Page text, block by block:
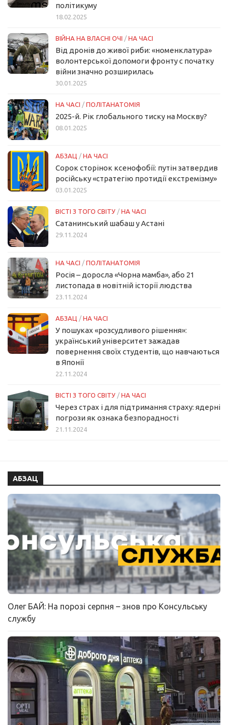
політикуму
18.02.2025
ВІЙНА НА ВЛАСНІ ОЧІ / НА ЧАСІ
Від дронів до живої риби: «номенклатура»
волонтерської допомоги фронту с початку
війни значно розширилась
30.01.2025
НА ЧАСІ / ПОЛІТАНАТОМІЯ
2025-й. Рік глобального тиску на Москву?
08.01.2025
АБЗАЦ / НА ЧАСІ
Сорок сторінок ксенофобії: путін затвердив
російську «стратегію протидії екстремізму»
03.01.2025
ВІСТІ З ТОГО СВІТУ / НА ЧАСІ
Сатанинський шабаш у Астані
29.11.2024
НА ЧАСІ / ПОЛІТАНАТОМІЯ
Росія – доросла «Чорна мамба», або 21
листопада в новітній історії людства
23.11.2024
АБЗАЦ / НА ЧАСІ
У пошуках «розсудливого рішення»:
український університет зажадав
повернення своїх студентів, що навчаються
в Японії
22.11.2024
ВІСТІ З ТОГО СВІТУ / НА ЧАСІ
Через страх і для підтримання страху: ядерні
погрози як ознака безпорадності
21.11.2024
АБЗАЦ
Олег БАЙ: На порозі серпня – знов про Консульську
службу